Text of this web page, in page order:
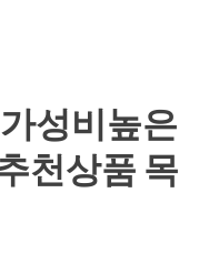
성비높은
천상품 목